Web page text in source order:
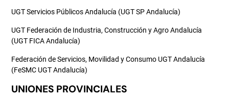
UGT Servicios Públicos Andalucía (UGT SP Andalucía)
UGT Federación de Industria, Construcción y Agro Andalucía
(UGT FICA Andalucía)
Federación de Servicios, Movilidad y Consumo UGT Andalucía
(FeSMC UGT Andalucía)
UNIONES PROVINCIALES